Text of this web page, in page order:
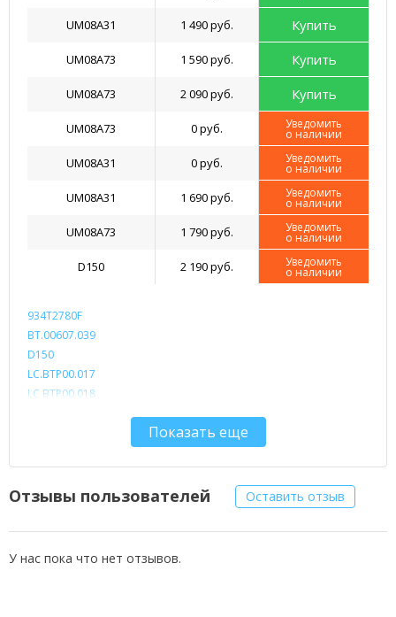
UM08A31 1 490 руб. Купить
UM08A73 1 590 руб. Купить
UM08A73 2 090 руб. Купить
UM08A73 0 руб. Уведомить
о наличии
UM08A31 0 руб. Уведомить
о наличии
UM08A31 1 690 руб. Уведомить
о наличии
UM08A73 1 790 руб. Уведомить
о наличии
D150 2 190 руб. Уведомить
о наличии
934T2780F
BT.00607.039
D150
LC.BTP00.017
LC.BTP00.018
UM08A71
UM08A72
UM08A74
Показать еще
Отзывы пользователей Оставить отзыв
У нас пока что нет отзывов.